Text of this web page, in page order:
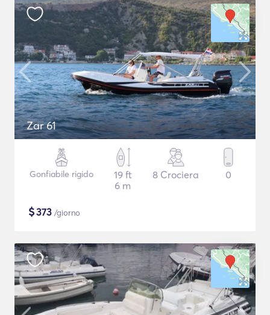
Zar 61
Gonfiabile rigido
19 ft
6 m
8 Crociera 0
$373 /giorno